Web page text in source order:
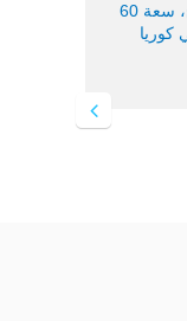
آلة إنتاج أنابيب الثلج، سعة 60
كوريا